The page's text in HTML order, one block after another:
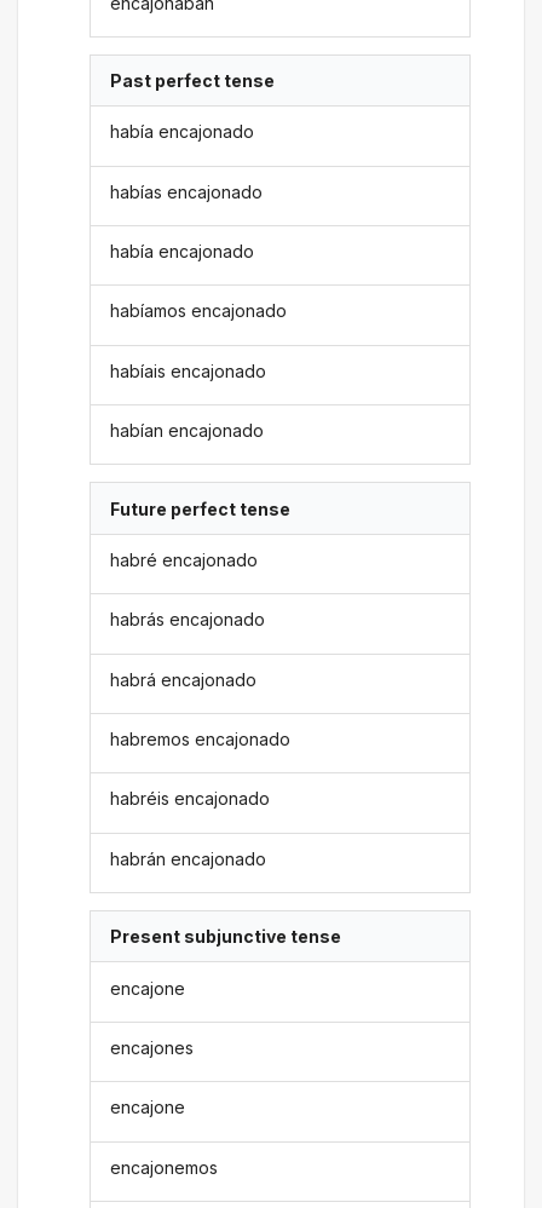
Past perfect tense
había encajonado
habías encajonado
había encajonado
habíamos encajonado
habíais encajonado
habían encajonado
Future perfect tense
habré encajonado
habrás encajonado
habrá encajonado
habremos encajonado
habréis encajonado
habrán encajonado
Present subjunctive tense
encajone
encajones
encajone
encajonemos